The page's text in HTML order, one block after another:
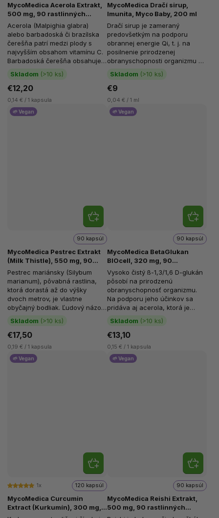
MycoMedica Acerola Extrakt,
500 mg, 90 rastlinných
kapsúl
Skladom (>10 ks)
€12,20
0,14 € / 1 kapsula
Acerola (Malpighia glabra)
alebo barbadoská či brazílska
čerešňa patrí medzi plody s
najvyšším obsahom vitamínu C.
Barbadoská čerešňa obsahuje
až 30x viac vitamínu C ako...
MycoMedica Dračí sirup,
Imunita, Myco Baby, 200 ml
Skladom (>10 ks)
€9
0,04 € / 1 ml
Dračí sirup je zameraný
predovšetkým na podporu
obrannej energie Qi, t. j. na
posilnenie prirodzenej
obranyschopnosti organizmu a
na doplnenie celkovej sily pri
únave a...
🌱 Vegan
MycoMedica Pestrec Extrakt
(Milk Thistle), 550 mg, 90
rastlinných kapsúl
Skladom (>10 ks)
90 kapsúl
€17,50
0,19 € / 1 kapsula
Pestrec mariánsky (Silybum
marianum), pôvabná rastlina,
ktorá dorastá až do výšky
dvoch metrov, je vlastne
obyčajný bodliak. Ľudový názov
tejto rastliny je Kristova koruna
alebo...
🌱 Vegan
MycoMedica BetaGlukan
BIOcell, 320 mg, 90
rastlinných kapsúl
Skladom (>10 ks)
90 kapsúl
€13,10
0,15 € / 1 kapsula
Vysoko čistý ß-1,3/1,6 D-glukán
pôsobí na prirodzenú
obranyschopnosť organizmu.
Na podporu jeho účinkov sa
pridáva aj acerola, ktorá je
vynikajúcim zdrojom
vitamínu C....
🌱 Vegan
MycoMedica Curcumin
Extract (Kurkumín), 300 mg,
120 rastlinných kapsúl
1x 120 kapsúl
🌱 Vegan
MycoMedica Reishi Extrakt,
500 mg, 90 rastlinných
kapsúl
90 kapsúl